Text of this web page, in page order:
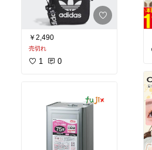
￥2,490
売切れ
1 0